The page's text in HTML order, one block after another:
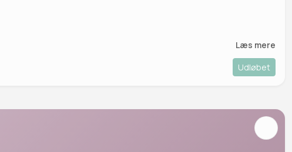
Læs mere
Udløbet